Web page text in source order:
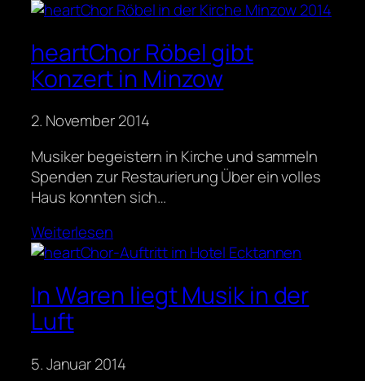
heartChor Röbel gibt
Konzert in Minzow
2. November 2014
Musiker begeistern in Kirche und sammeln
Spenden zur Restaurierung Über ein volles
Haus konnten sich…
Weiterlesen
In Waren liegt Musik in der
Luft
5. Januar 2014